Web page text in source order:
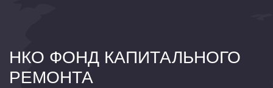
НКО ФОНД КАПИТАЛЬНОГО
РЕМОНТА